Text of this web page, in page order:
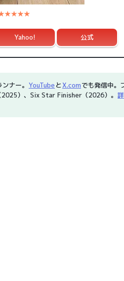
Yahoo! 公式
ナー。 YouTube とX.comでも発信中。
）、Six Star Finisher（2026）。